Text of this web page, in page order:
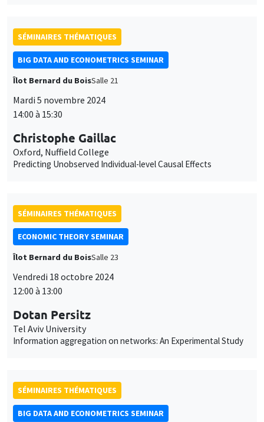
Îlot Bernard du BoisSalle 21
Mardi 5 novembre 2024
14:00 à 15:30
Christophe Gaillac
Oxford, Nuffield College
Predicting Unobserved Individual-level Causal Effects
SÉMINAIRES THÉMATIQUES
Îlot Bernard du BoisSalle 23
Vendredi 18 octobre 2024
12:00 à 13:00
Dotan Persitz
Tel Aviv University
Information aggregation on networks: An Experimental Study
SÉMINAIRES THÉMATIQUES
Îlot Bernard du BoisSalle 24
Mardi 15 octobre 2024
14:00 à 15:30